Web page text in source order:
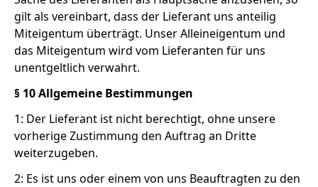
gilt als vereinbart, dass der Lieferant uns anteilig
Miteigentum überträgt. Unser Alleineigentum und
das Miteigentum wird vom Lieferanten für uns
unentgeltlich verwahrt.
§ 10 Allgemeine Bestimmungen
1: Der Lieferant ist nicht berechtigt, ohne unsere
vorherige Zustimmung den Auftrag an Dritte
weiterzugeben.
2: Es ist uns oder einem von uns Beauftragten zu den